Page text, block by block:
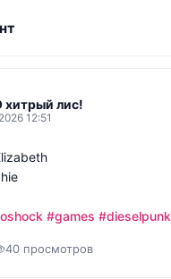
хитрый лис!
12:51
#games #dieselpunk
40 просмотров